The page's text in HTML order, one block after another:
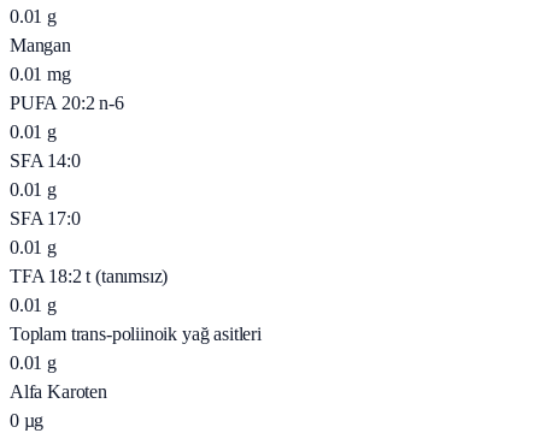
0.01 g
Mangan
0.01 mg
PUFA 20:2 n-6
0.01 g
SFA 14:0
0.01 g
SFA 17:0
0.01 g
TFA 18:2 t (tanımsız)
0.01 g
Toplam trans-poliinoik yağ asitleri
0.01 g
Alfa Karoten
0 µg